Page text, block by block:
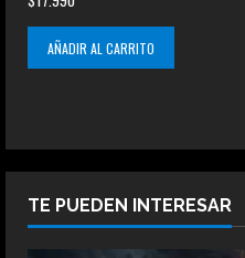
AÑADIR AL CARRITO
TE PUEDEN INTERESAR